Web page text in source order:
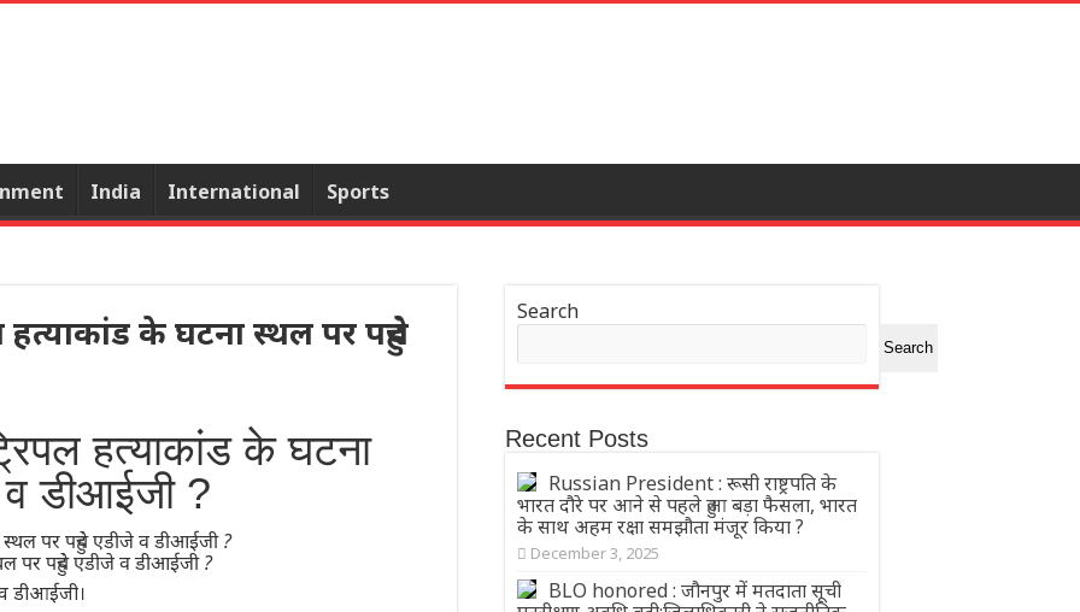
India International Sports
के घटना स्थल पर पहुंचे
हत्याकांड के घटना
डीआईजी ?
पर पहुंचे एडीजे व डीआईजी ?
डीआईजी।
Search
Search
Recent Posts
Russian President : रूसी राष्ट्रपति के
भारत दौरे पर आने से पहले हुआ बड़ा फैसला, भारत
के साथ अहम रक्षा समझौता मंजूर किया ?
December 3, 2025
BLO honored : जौनपुर में मतदाता सूची